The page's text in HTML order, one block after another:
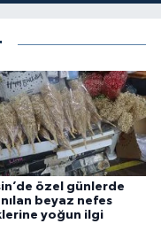
özel günlerde
beyaz nefes
yoğun ilgi